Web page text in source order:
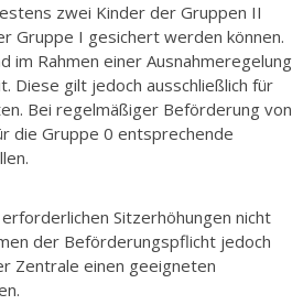
zwei Kinder der Gruppen II
Gruppe I gesichert werden können.
im Rahmen einer Ausnahmeregelung
Diese gilt jedoch ausschließlich für
Bei regelmäßiger Beförderung von
die Gruppe 0 entsprechende
Sitzerhöhungen nicht
der Beförderungspflicht jedoch
Zentrale einen geeigneten